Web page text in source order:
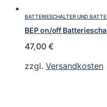
BATTERIESCHALTER UND
BEP on/off
47,00 €
zzgl. Versandkosten